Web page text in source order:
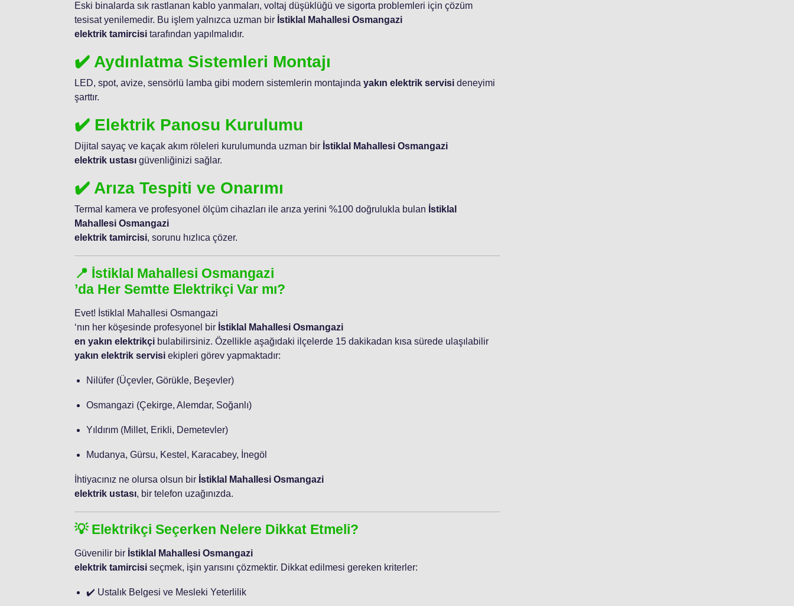
Eski binalarda sık rastlanan kablo yanmaları, voltaj düşüklüğü ve sigorta problemleri için çözüm
tesisat yenilemedir. Bu işlem yalnızca uzman bir İstiklal Mahallesi Osmangazi
elektrik tamircisi tarafından yapılmalıdır.
✔️ Aydınlatma Sistemleri Montajı
LED, spot, avize, sensörlü lamba gibi modern sistemlerin montajında yakın elektrik servisi deneyimi
şarttır.
✔️ Elektrik Panosu Kurulumu
Dijital sayaç ve kaçak akım röleleri kurulumunda uzman bir İstiklal Mahallesi Osmangazi
elektrik ustası güvenliğinizi sağlar.
✔️ Arıza Tespiti ve Onarımı
Termal kamera ve profesyonel ölçüm cihazları ile arıza yerini %100 doğrulukla bulan İstiklal
Mahallesi Osmangazi
elektrik tamircisi, sorunu hızlıca çözer.
📍 İstiklal Mahallesi Osmangazi
’da Her Semtte Elektrikçi Var mı?
Evet! İstiklal Mahallesi Osmangazi
‘nın her köşesinde profesyonel bir İstiklal Mahallesi Osmangazi
en yakın elektrikçi bulabilirsiniz. Özellikle aşağıdaki ilçelerde 15 dakikadan kısa sürede ulaşılabilir
yakın elektrik servisi ekipleri görev yapmaktadır:
Nilüfer (Üçevler, Görükle, Beşevler)
Osmangazi (Çekirge, Alemdar, Soğanlı)
Yıldırım (Millet, Erikli, Demetevler)
Mudanya, Gürsu, Kestel, Karacabey, İnegöl
İhtiyacınız ne olursa olsun bir İstiklal Mahallesi Osmangazi
elektrik ustası, bir telefon uzağınızda.
💡 Elektrikçi Seçerken Nelere Dikkat Etmeli?
Güvenilir bir İstiklal Mahallesi Osmangazi
elektrik tamircisi seçmek, işin yarısını çözmektir. Dikkat edilmesi gereken kriterler:
✔️ Ustalık Belgesi ve Mesleki Yeterlilik